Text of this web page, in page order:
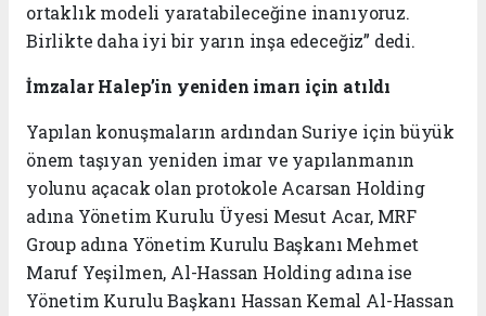
ortaklık modeli yaratabileceğine inanıyoruz.
Birlikte daha iyi bir yarın inşa edeceğiz” dedi.
İmzalar Halep’in yeniden imarı için atıldı
Yapılan konuşmaların ardından Suriye için büyük
önem taşıyan yeniden imar ve yapılanmanın
yolunu açacak olan protokole Acarsan Holding
adına Yönetim Kurulu Üyesi Mesut Acar, MRF
Group adına Yönetim Kurulu Başkanı Mehmet
Maruf Yeşilmen, Al-Hassan Holding adına ise
Yönetim Kurulu Başkanı Hassan Kemal Al-Hassan